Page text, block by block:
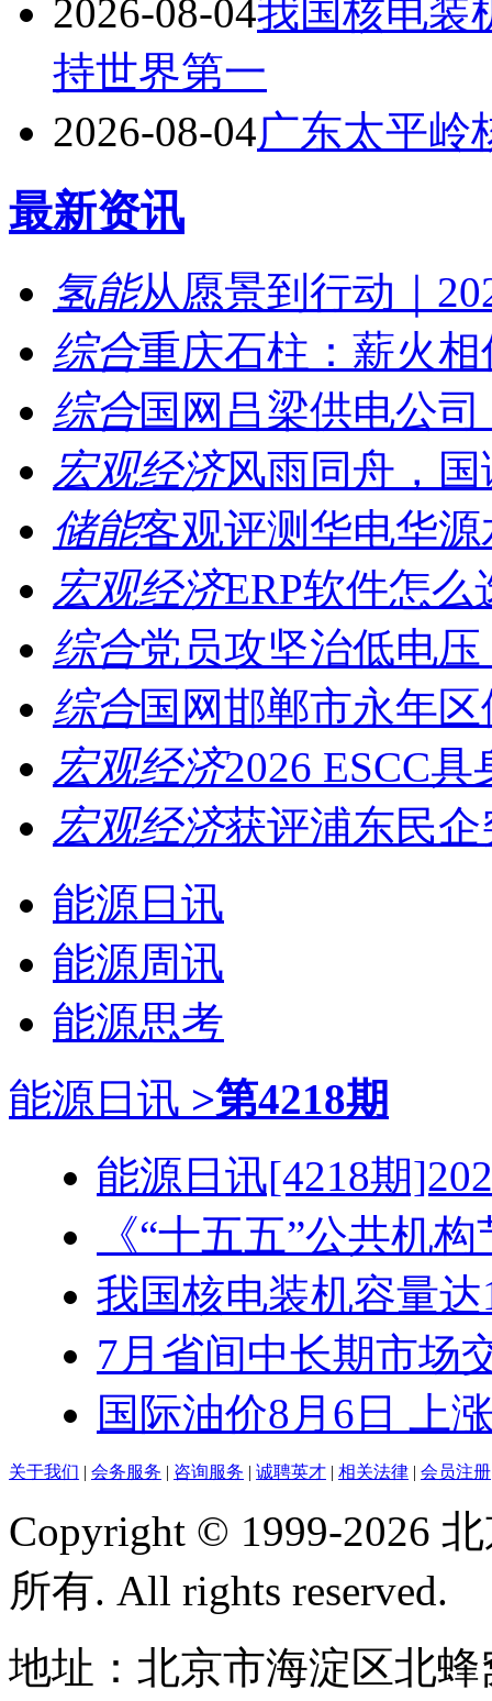
2026-08-04我国核电装
持世界第一
2026-08-04广东太平岭
最新资讯
氢能从愿景到行动｜
综合重庆石柱：薪火
综合国网吕梁供电公
宏观经济风雨同舟，
储能客观评测华电华
宏观经济ERP软件怎
综合党员攻坚治低电
综合国网邯郸市永年
宏观经济2026 ESCC
宏观经济获评浦东民
能源日讯
能源周讯
能源思考
能源日讯 >第4218期
能源日讯[4218期
《“十五五”公共机
我国核电装机容量达
7月省间中长期市场
国际油价8月6日 上
关于我们 | 会务服务 | 咨询服务 | 诚聘英才 | 相关法律 | 会员注册
Copyright © 1999-2026
所有. All rights reserved.
地址：北京市海淀区北